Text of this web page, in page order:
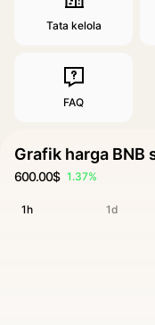
Tata kelola
FAQ
Grafik harga BNB
600.00$ 1.37%
1h 1d